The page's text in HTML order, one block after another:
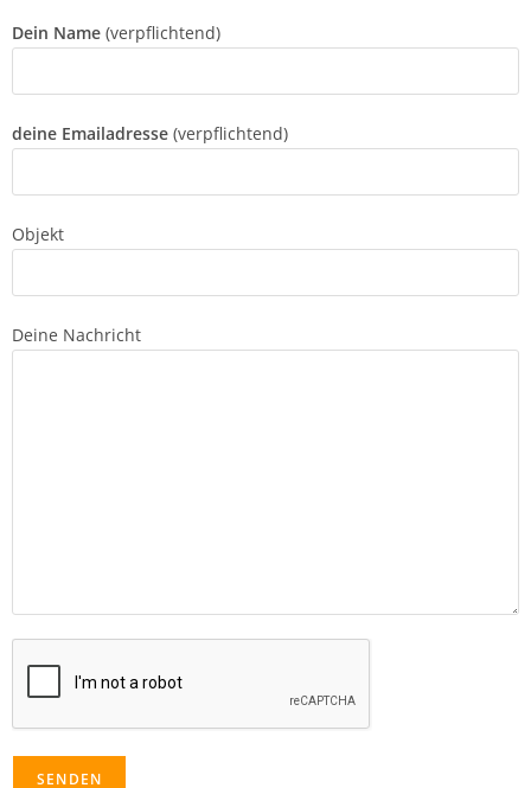
Dein Name (verpflichtend)
deine Emailadresse (verpflichtend)
Objekt
Deine Nachricht